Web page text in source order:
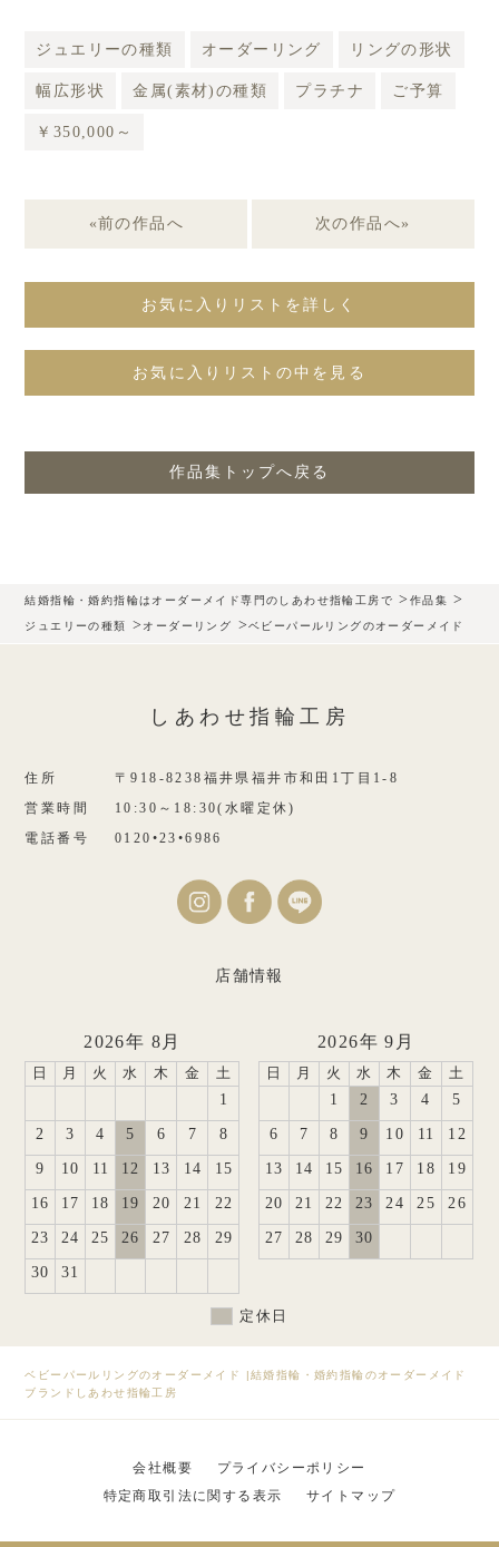
ベビーパールリングのオーダーメイド |結婚指輪・婚約指輪のオーダーメイド
ブランドしあわせ指輪工房
ジュエリーの種類 オーダーリング リングの形状
幅広形状 金属(素材)の種類 プラチナ ご予算
￥350,000～
«前の作品へ 次の作品へ»
お気に入りリストを詳しく
お気に入りリストの中を見る
作品集トップへ戻る
結婚指輪・婚約指輪はオーダーメイド専門のしあわせ指輪工房で > 作品集 >
ジュエリーの種類 > オーダーリング >ベビーパールリングのオーダーメイド
しあわせ指輪工房
住所
〒918-8238福井県福井市和田1丁目1-8
営業時間
10:30～18:30(水曜定休)
電話番号
0120•23•6986
店舗情報
2026年 8月
日 月 火 水 木 金 土
1
2 3 4 5 6 7 8
9 10 11 12 13 14 15
16 17 18 19 20 21 22
23 24 25 26 27 28 29
30 31
2026年 9月
日 月 火 水 木 金 土
1 2 3 4 5
6 7 8 9 10 11 12
13 14 15 16 17 18 19
20 21 22 23 24 25 26
27 28 29 30
定休日
会社概要
プライバシーポリシー
特定商取引法に関する表示
サイトマップ